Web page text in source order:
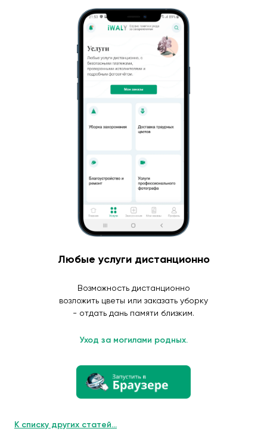
Любые услуги дистанционно
Возможность дистанционно
возложить цветы или заказать уборку
- отдать дань памяти близким.
Уход за могилами родных.
К списку других статей...